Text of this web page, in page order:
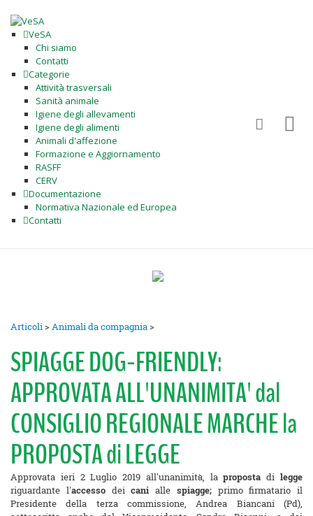
VeSA
Chi siamo
Contatti
Categorie
Attività trasversali
Sanità animale
Igiene degli allevamenti
Igiene degli alimenti
Animali d'affezione
Formazione e Aggiornamento
RASFF
CERV
Documentazione
Normativa Nazionale ed Europea
Contatti
Articoli>Animali da compagnia>
SPIAGGE DOG-FRIENDLY:
APPROVATA ALL'UNANIMITA' dal
CONSIGLIO REGIONALE MARCHE la
PROPOSTA di LEGGE
Approvata ieri 2 Luglio 2019 all'unanimità, laproposta dilegge
riguardante l'accessodeicani alle spiagge;primo firmatario il
Presidente della terza commissione, Andrea Biancani (Pd),